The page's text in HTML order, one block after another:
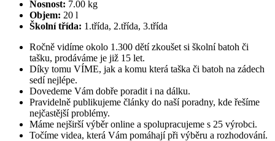
Nosnost: 7.00 kg
Objem: 20 l
Školní třída: 1.třída, 2.třída, 3.třída
Ročně vidíme okolo 1.300 dětí zkoušet si školní batoh či
tašku, prodáváme je již 15 let.
Díky tomu VÍME, jak a komu která taška či batoh na zádech
sedí nejlépe.
Dovedeme Vám dobře poradit i na dálku.
Pravidelně publikujeme články do naší poradny, kde řešíme
nejčastější problémy.
Máme nejširší výběr online a spolupracujeme s 25 výrobci.
Točíme videa, která Vám pomáhají při výběru a rozhodování.